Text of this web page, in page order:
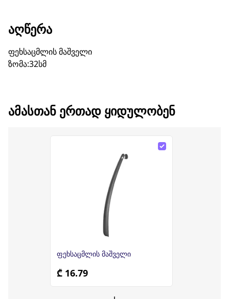
ᲐᲦᲬᲔᲠᲐ
ფეხსაცმლის მაშველი
ზომა:32სმ
ᲐᲛᲐᲡᲗᲐᲜ ᲔᲠᲗᲐᲓ ᲧᲘᲓᲣᲚᲝᲑᲔᲜ
ფეხსაცმლის მაშველი
₾ 16.79